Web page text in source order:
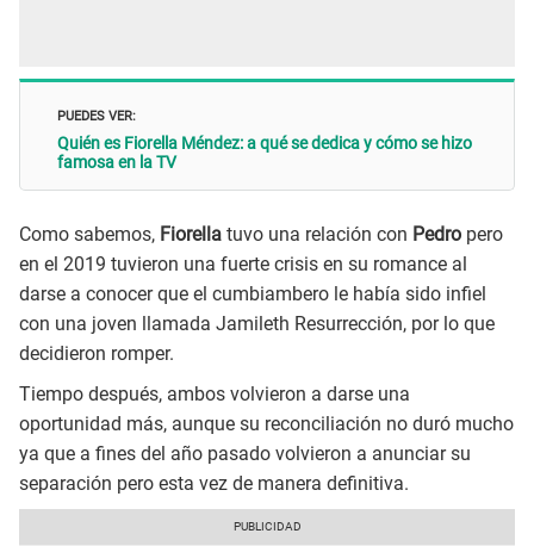
PUEDES VER:
Quién es Fiorella Méndez: a qué se dedica y cómo se hizo
famosa en la TV
Como sabemos, Fiorella tuvo una relación con Pedro pero
en el 2019 tuvieron una fuerte crisis en su romance al
darse a conocer que el cumbiambero le había sido infiel
con una joven llamada Jamileth Resurrección, por lo que
decidieron romper.
Tiempo después, ambos volvieron a darse una
oportunidad más, aunque su reconciliación no duró mucho
ya que a fines del año pasado volvieron a anunciar su
separación pero esta vez de manera definitiva.